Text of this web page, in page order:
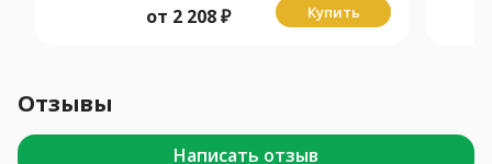
от 2 208₽ Купить
Отзывы
Написать отзыв